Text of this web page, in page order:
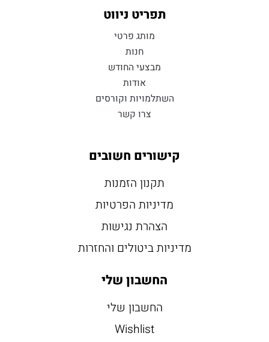
תפריט ניווט
מותג פרטי
חנות
מבצעי החודש
אודות
השתלמויות וקורסים
צרו קשר
קישורים חשובים
תקנון הזמנות
מדיניות הפרטיות
הצהרת נגישות
מדיניות ביטולים והחזרות
החשבון שלי
החשבון שלי
Wishlist